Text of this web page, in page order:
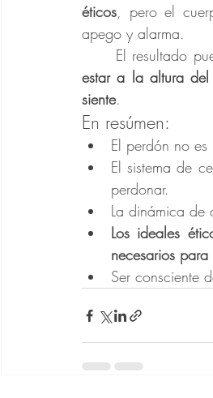
éticos, pero el
apego y alarma.
El resultado
estar a la altura
siente.
En resúmen:
El perdón no
El sistema de
perdonar.
La dinámica de
Los ideales
necesarios para
Ser consciente